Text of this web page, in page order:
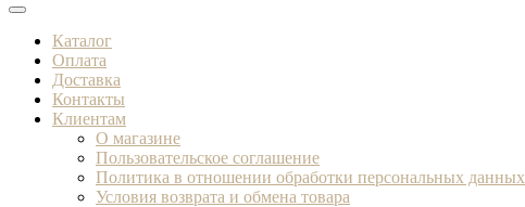
Каталог
Оплата
Доставка
Контакты
Клиентам
О магазине
Пользовательское соглашение
Политика в отношении обработки персональных данных
Условия возврата и обмена товара